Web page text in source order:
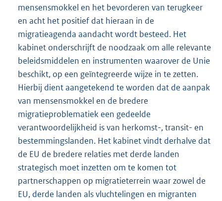
mensensmokkel en het bevorderen van terugkeer
en acht het positief dat hieraan in de
migratieagenda aandacht wordt besteed. Het
kabinet onderschrijft de noodzaak om alle relevante
beleidsmiddelen en instrumenten waarover de Unie
beschikt, op een geïntegreerde wijze in te zetten.
Hierbij dient aangetekend te worden dat de aanpak
van mensensmokkel en de bredere
migratieproblematiek een gedeelde
verantwoordelijkheid is van herkomst-, transit- en
bestemmingslanden. Het kabinet vindt derhalve dat
de EU de bredere relaties met derde landen
strategisch moet inzetten om te komen tot
partnerschappen op migratieterrein waar zowel de
EU, derde landen als vluchtelingen en migranten